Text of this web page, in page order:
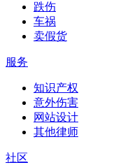
跌伤
车祸
卖假货
服务
知识产权
意外伤害
网站设计
其他律师
社区